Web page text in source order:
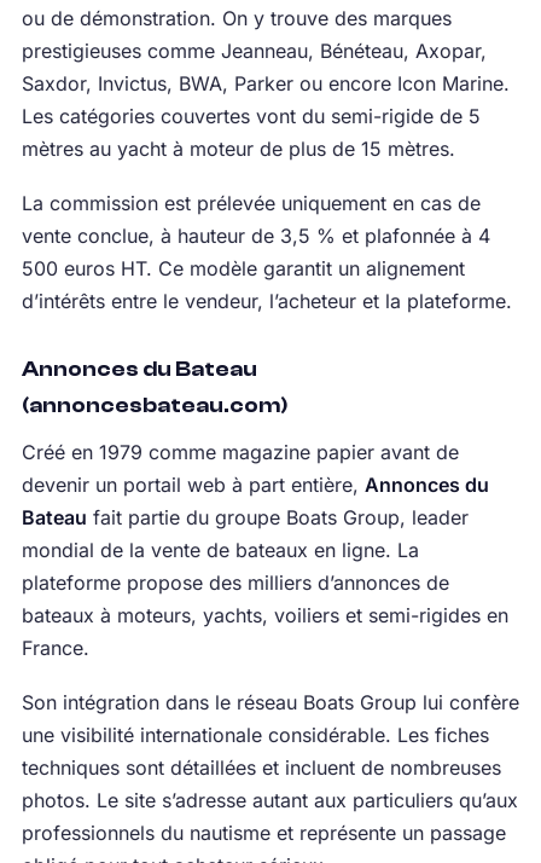
ou de démonstration. On y trouve des marques
prestigieuses comme Jeanneau, Bénéteau, Axopar,
Saxdor, Invictus, BWA, Parker ou encore Icon Marine.
Les catégories couvertes vont du semi-rigide de 5
mètres au yacht à moteur de plus de 15 mètres.
La commission est prélevée uniquement en cas de
vente conclue, à hauteur de 3,5 % et plafonnée à 4
500 euros HT. Ce modèle garantit un alignement
d’intérêts entre le vendeur, l’acheteur et la plateforme.
Annonces du Bateau
(annoncesbateau.com)
Créé en 1979 comme magazine papier avant de
devenir un portail web à part entière, Annonces du
Bateau fait partie du groupe Boats Group, leader
mondial de la vente de bateaux en ligne. La
plateforme propose des milliers d’annonces de
bateaux à moteurs, yachts, voiliers et semi-rigides en
France.
Son intégration dans le réseau Boats Group lui confère
une visibilité internationale considérable. Les fiches
techniques sont détaillées et incluent de nombreuses
photos. Le site s’adresse autant aux particuliers qu’aux
professionnels du nautisme et représente un passage